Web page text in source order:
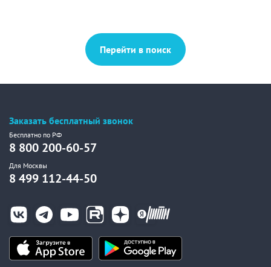
Перейти в поиск
Заказать бесплатный звонок
Бесплатно по РФ
8 800 200-60-57
Для Москвы
8 499 112-44-50